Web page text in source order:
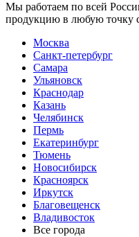
Мы работаем по всей
продукцию в любую точку
Москва
Санкт-петербург
Самара
Ульяновск
Краснодар
Казань
Челябинск
Пермь
Екатеринбург
Тюмень
Новосибирск
Красноярск
Иркутск
Благовещенск
Владивосток
Все города